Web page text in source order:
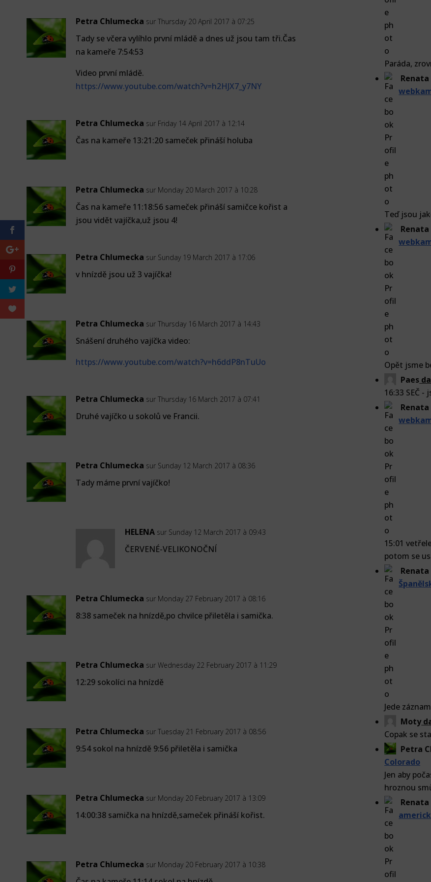
Paráda,
Teď jsou
Opět jsme
Paes
16:33 SEČ -
15:01
potom se
Jede
Moty
Copak se
Petra
Colorado
Jen aby
hroznou
Petra Chlumecka sur Thursday 20 April 2017 à 07:25
Tady se včera vylíhlo první mládě a dnes už jsou tam tři.Čas
na kameře 7:54:53
Video první mládě.
https://www.youtube.com/watch?v=h2HJX7_y7NY
Petra Chlumecka sur Friday 14 April 2017 à 12:14
Čas na kameře 13:21:20 sameček přináší holuba
Petra Chlumecka sur Monday 20 March 2017 à 10:28
Čas na kameře 11:18:56 sameček přináší samičce kořist a
jsou vidět vajíčka,už jsou 4!
Petra Chlumecka sur Sunday 19 March 2017 à 17:06
v hnízdě jsou už 3 vajíčka!
Petra Chlumecka sur Thursday 16 March 2017 à 14:43
Snášení druhého vajíčka video:
https://www.youtube.com/watch?v=h6ddP8nTuUo
Petra Chlumecka sur Thursday 16 March 2017 à 07:41
Druhé vajíčko u sokolů ve Francii.
Petra Chlumecka sur Sunday 12 March 2017 à 08:36
Tady máme první vajíčko!
HELENA sur Sunday 12 March 2017 à 09:43
ČERVENÉ-VELIKONOČNÍ
Petra Chlumecka sur Monday 27 February 2017 à 08:16
8:38 sameček na hnízdě,po chvilce přiletěla i samička.
Petra Chlumecka sur Wednesday 22 February 2017 à 11:29
12:29 sokolíci na hnízdě
Petra Chlumecka sur Tuesday 21 February 2017 à 08:56
9:54 sokol na hnízdě 9:56 přiletěla i samička
Petra Chlumecka sur Monday 20 February 2017 à 13:09
14:00:38 samička na hnízdě,sameček přináší kořist.
Petra Chlumecka sur Monday 20 February 2017 à 10:38